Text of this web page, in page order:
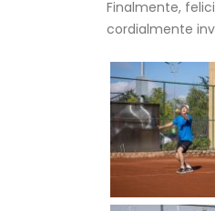
Finalmente,
cordialmente